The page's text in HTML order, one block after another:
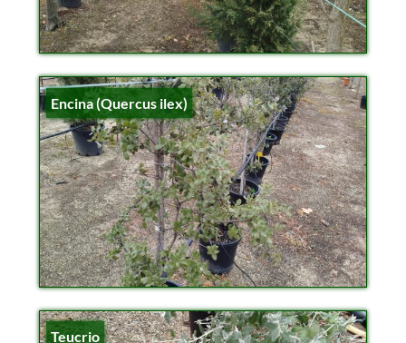
Encina (Quercus ilex)
Teucrio